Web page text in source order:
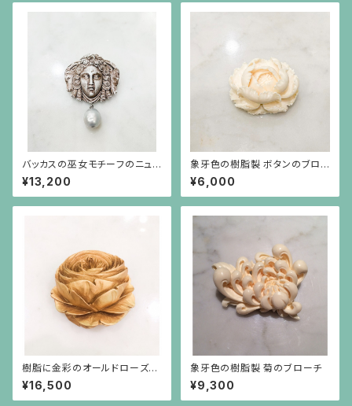
バッカスの巫女モチーフのニュ
ーラーヴァカメオの下にバロック
パールが揺れるブローチ
¥13,200
象牙色の樹脂製 ボタンのブロ
ーチ
¥6,000
樹脂に金彩のオールドローズの
ブローチ
¥16,500
象牙色の樹脂製 菊のブローチ
¥9,300